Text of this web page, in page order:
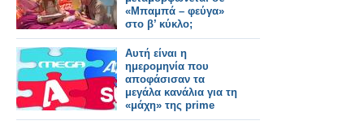
«Μπαμπά – φεύγα»
στο β’ κύκλο;
Αυτή είναι η
ημερομηνία που
αποφάσισαν τα
μεγάλα κανάλια για τη
«μάχη» της prime
time